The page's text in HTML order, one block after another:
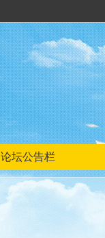
论坛公告栏